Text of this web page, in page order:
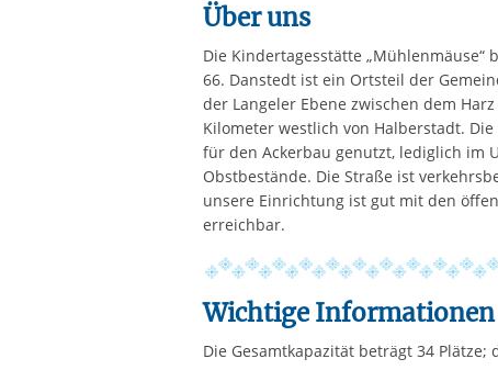
Über uns
Die Kindertagesstätte
66. Danstedt ist ein Ortsteil der
der Langeler Ebene zwischen dem
Kilometer westlich von Halberstadt.
für den Ackerbau genutzt, lediglich im
Obstbestände. Die Straße ist
unsere Einrichtung ist gut mit den
erreichbar.
Wichtige Informationen
Die Gesamtkapazität beträgt 34 Plätze;